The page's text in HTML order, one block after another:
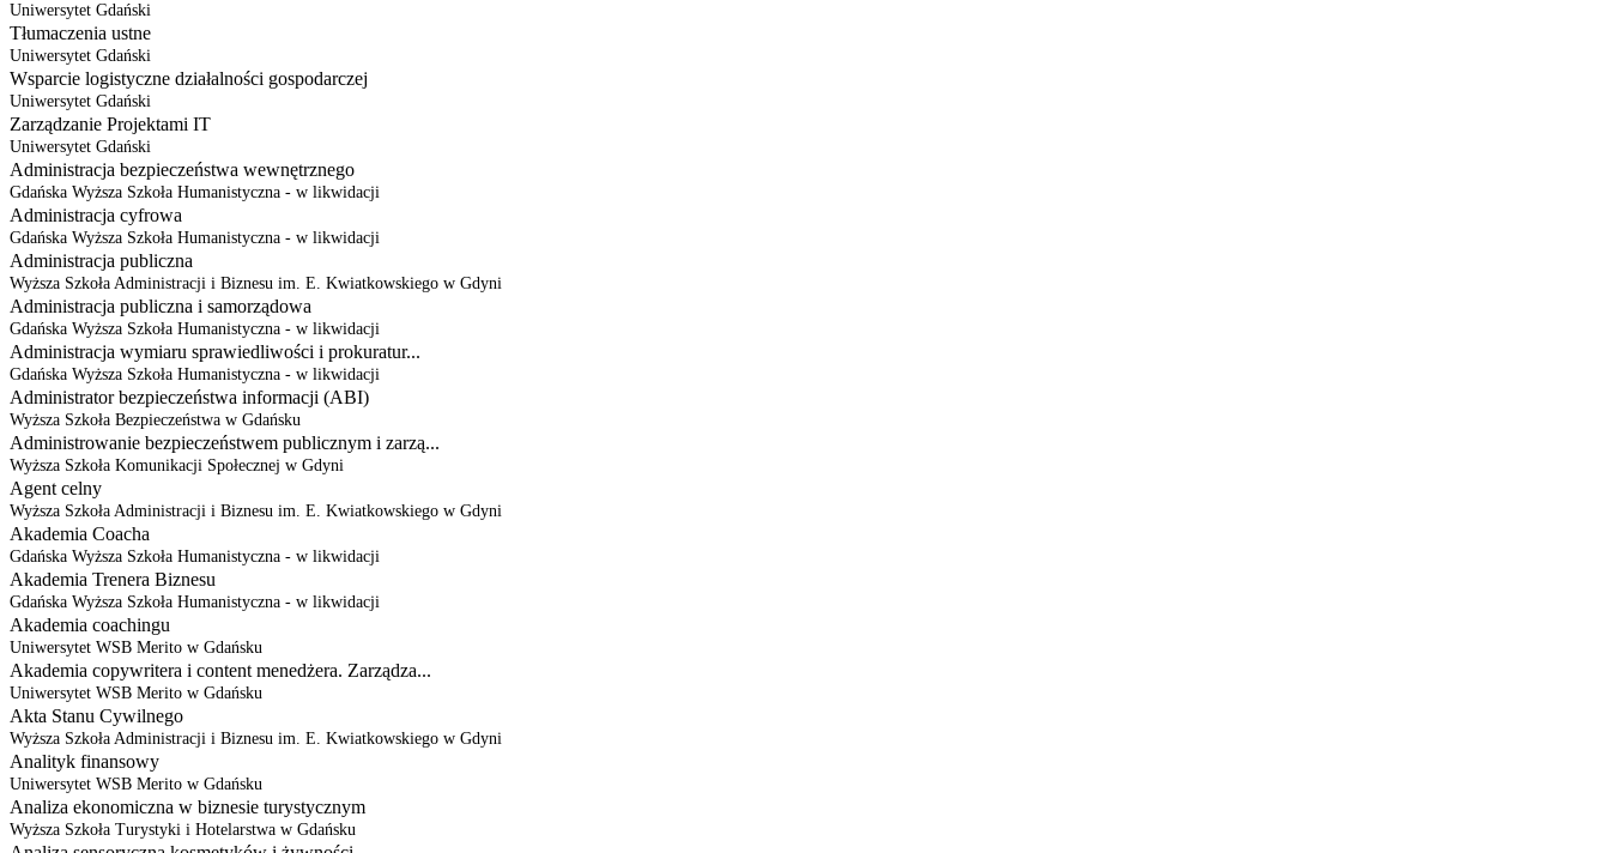
Uniwersytet Gdański
Tłumaczenia ustne
Uniwersytet Gdański
Wsparcie logistyczne działalności gospodarczej
Uniwersytet Gdański
Zarządzanie Projektami IT
Uniwersytet Gdański
Administracja bezpieczeństwa wewnętrznego
Gdańska Wyższa Szkoła Humanistyczna - w likwidacji
Administracja cyfrowa
Gdańska Wyższa Szkoła Humanistyczna - w likwidacji
Administracja publiczna
Wyższa Szkoła Administracji i Biznesu im. E. Kwiatkowskiego w Gdyni
Administracja publiczna i samorządowa
Gdańska Wyższa Szkoła Humanistyczna - w likwidacji
Administracja wymiaru sprawiedliwości i prokuratur...
Gdańska Wyższa Szkoła Humanistyczna - w likwidacji
Administrator bezpieczeństwa informacji (ABI)
Wyższa Szkoła Bezpieczeństwa w Gdańsku
Administrowanie bezpieczeństwem publicznym i zarzą...
Wyższa Szkoła Komunikacji Społecznej w Gdyni
Agent celny
Wyższa Szkoła Administracji i Biznesu im. E. Kwiatkowskiego w Gdyni
Akademia Coacha
Gdańska Wyższa Szkoła Humanistyczna - w likwidacji
Akademia Trenera Biznesu
Gdańska Wyższa Szkoła Humanistyczna - w likwidacji
Akademia coachingu
Uniwersytet WSB Merito w Gdańsku
Akademia copywritera i content menedżera. Zarządza...
Uniwersytet WSB Merito w Gdańsku
Akta Stanu Cywilnego
Wyższa Szkoła Administracji i Biznesu im. E. Kwiatkowskiego w Gdyni
Analityk finansowy
Uniwersytet WSB Merito w Gdańsku
Analiza ekonomiczna w biznesie turystycznym
Wyższa Szkoła Turystyki i Hotelarstwa w Gdańsku